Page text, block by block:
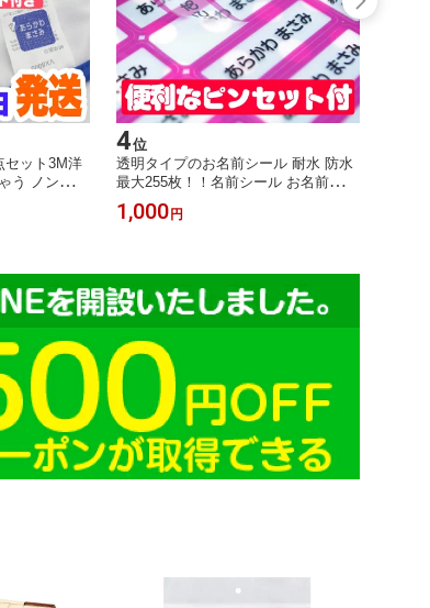
セット3M洋
う ノンアイ
不要！送
シール おな
4位
透明タイプのお名前シール 耐水 防水
最大255枚！！名前シール お名前シー
ル おなまえシール ネームシール 防水
耐水 入学 入園 卒園 透明シール
1,000 円